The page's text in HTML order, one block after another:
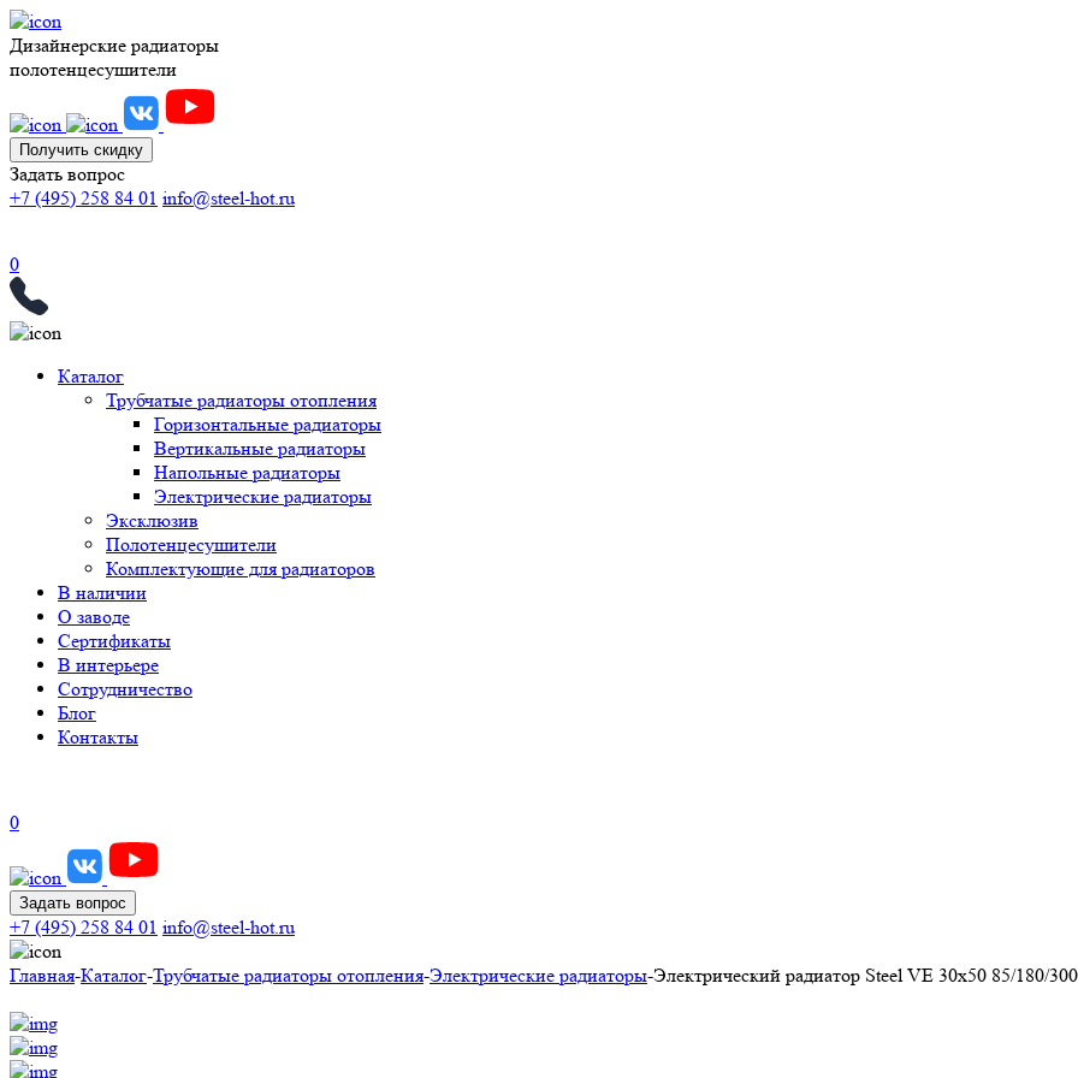
Дизайнерские радиаторы
полотенцесушители
Получить скидку
Задать вопрос
+7 (495) 258 84 01 info@steel-hot.ru
0
Каталог
Трубчатые радиаторы отопления
Горизонтальные радиаторы
Вертикальные радиаторы
Напольные радиаторы
Электрические радиаторы
Эксклюзив
Полотенцесушители
Комплектующие для радиаторов
В наличии
О заводе
Сертификаты
В интерьере
Сотрудничество
Блог
Контакты
0
Задать вопрос
+7 (495) 258 84 01 info@steel-hot.ru
Главная-Каталог-Трубчатые радиаторы отопления-Электрические радиаторы-Электрический радиатор Steel VE 30х50 85/180/